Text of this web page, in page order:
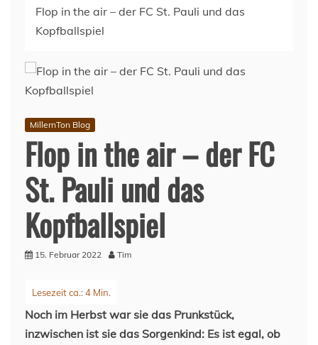
Flop in the air – der FC St. Pauli und das
Kopfballspiel
MillernTon Blog
Flop in the air – der FC
St. Pauli und das
Kopfballspiel
15. Februar 2022 Tim
Noch im Herbst war sie das Prunkstück,
inzwischen ist sie das Sorgenkind: Es ist egal, ob